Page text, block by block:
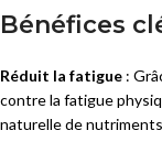
Bénéfices
Réduit la fatigue :
contre la fatigue
naturelle de